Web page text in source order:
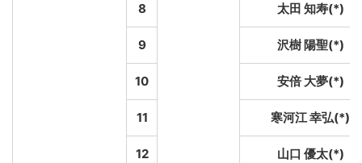
8 太田 知寿(*)
9 沢樹 陽聖(*)
10 安倍 大夢(*)
11 寒河江 幸弘(*)
12 山口 優太(*)